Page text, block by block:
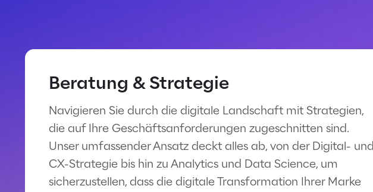
Beratung & Strategie
Navigieren Sie durch die digitale Landschaft mit Strategien,
die auf Ihre Geschäftsanforderungen zugeschnitten sind.
Unser umfassender Ansatz deckt alles ab, von der Digital- und
CX-Strategie bis hin zu Analytics und Data Science, um
sicherzustellen, dass die digitale Transformation Ihrer Marke